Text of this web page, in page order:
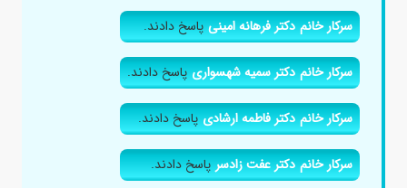
سرکار خانم دکتر فرهانه امینیپاسخ دادند.
سرکار خانم دکتر سمیه شهسواریپاسخ دادند.
سرکار خانم دکتر فاطمه ارشادیپاسخ دادند.
سرکار خانم دکتر عفت زادسرپاسخ دادند.